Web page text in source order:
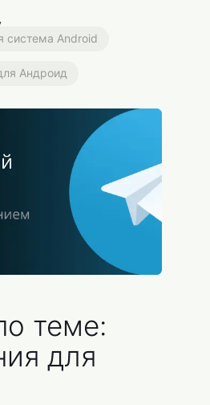
система Android
Андроид
теме:
для